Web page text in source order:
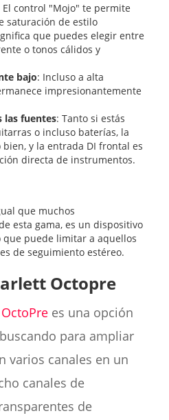
El control "Mojo" te permite
saturación de estilo
que puedes elegir entre
o tonos cálidos y
bajo: Incluso a alta
impresionantemente
las fuentes: Tanto si estás
o incluso baterías, la
bien, y la entrada DI frontal es
directa de instrumentos.
que muchos
esta gama, es un dispositivo
que puede limitar a aquellos
de seguimiento estéreo.
Octopre
es una opción
para ampliar
varios canales en un
canales de
de